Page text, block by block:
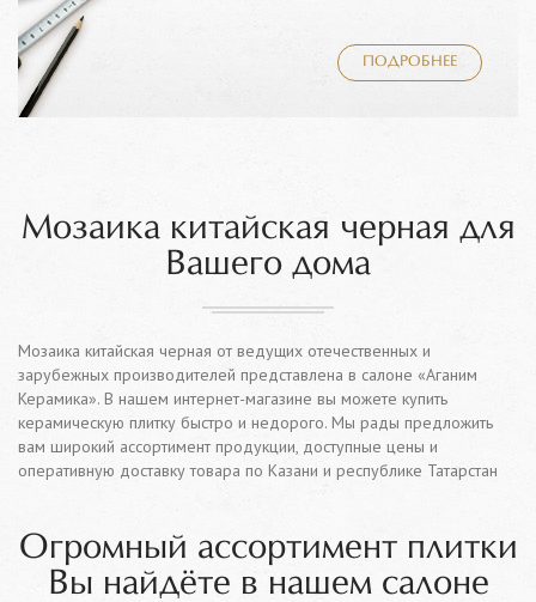
ПОДРОБНЕЕ
Мозаика китайская черная для
Вашего дома
Мозаика китайская черная от ведущих отечественных и
зарубежных производителей представлена в салоне «Аганим
Керамика». В нашем интернет-магазине вы можете купить
керамическую плитку быстро и недорого. Мы рады предложить
вам широкий ассортимент продукции, доступные цены и
оперативную доставку товара по Казани и республике Татарстан
Огромный ассортимент плитки
Вы найдёте в нашем салоне